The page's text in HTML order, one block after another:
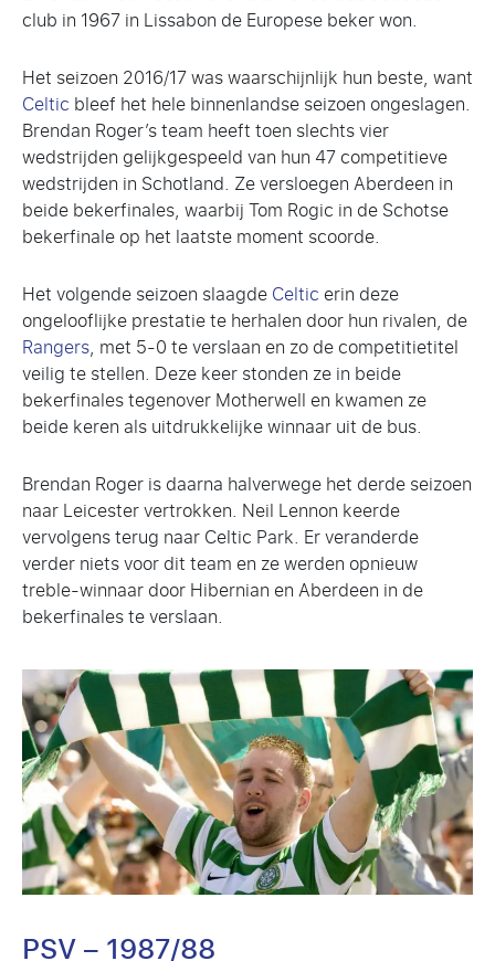
club in 1967 in Lissabon de Europese beker won.
Het seizoen 2016/17 was waarschijnlijk hun beste, want
Celtic bleef het hele binnenlandse seizoen ongeslagen.
Brendan Roger’s team heeft toen slechts vier
wedstrijden gelijkgespeeld van hun 47 competitieve
wedstrijden in Schotland. Ze versloegen Aberdeen in
beide bekerfinales, waarbij Tom Rogic in de Schotse
bekerfinale op het laatste moment scoorde.
Het volgende seizoen slaagdeCeltic erin deze
ongelooflijke prestatie te herhalen door hun rivalen, de
Rangers, met 5-0 te verslaan en zo de competitietitel
veilig te stellen. Deze keer stonden ze in beide
bekerfinales tegenover Motherwell en kwamen ze
beide keren als uitdrukkelijke winnaar uit de bus.
Brendan Roger is daarna halverwege het derde seizoen
naar Leicester vertrokken. Neil Lennon keerde
vervolgens terug naar Celtic Park. Er veranderde
verder niets voor dit team en ze werden opnieuw
treble-winnaar door Hibernian en Aberdeen in de
bekerfinales te verslaan.
PSV – 1987/88